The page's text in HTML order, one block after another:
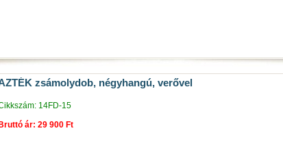
zsámolydob, négyhangú, verővel
14FD-15
Bruttó ár: 29 900 Ft